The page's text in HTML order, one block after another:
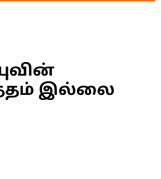
இல்லை